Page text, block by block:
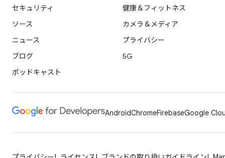
セキュリティ
ソース
ニュース
ブログ
ポッドキャスト
健康＆フィットネス
カメラ＆メディア
プライバシー
5G
AndroidChromeFirebaseGoogle